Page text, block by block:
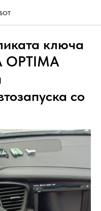
ключа
OPTIMA
со